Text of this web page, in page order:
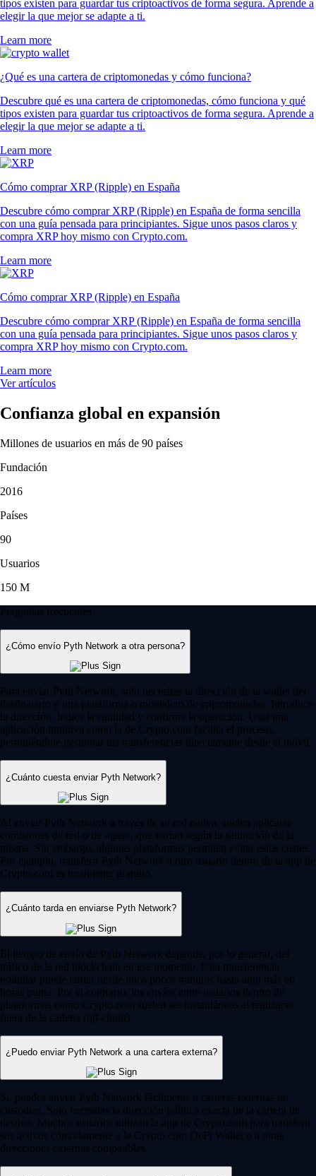
tipos existen para guardar tus criptoactivos de forma segura. Aprende a
elegir la que mejor se adapte a ti.
Learn more
¿Qué es una cartera de criptomonedas y cómo funciona?
Descubre qué es una cartera de criptomonedas, cómo funciona y qué
tipos existen para guardar tus criptoactivos de forma segura. Aprende a
elegir la que mejor se adapte a ti.
Learn more
Cómo comprar XRP (Ripple) en España
Descubre cómo comprar XRP (Ripple) en España de forma sencilla
con una guía pensada para principiantes. Sigue unos pasos claros y
compra XRP hoy mismo con Crypto.com.
Learn more
Cómo comprar XRP (Ripple) en España
Descubre cómo comprar XRP (Ripple) en España de forma sencilla
con una guía pensada para principiantes. Sigue unos pasos claros y
compra XRP hoy mismo con Crypto.com.
Learn more
Ver artículos
Confianza global en expansión
Millones de usuarios en más de 90 países
Fundación
2016
Países
90
Usuarios
150 M
Preguntas frecuentes
¿Cómo envío Pyth Network a otra persona?
Para enviar Pyth Network, solo necesitas la dirección de la wallet del
destinatario y una plataforma o monedero de criptomonedas. Introduce
la dirección, indica la cantidad y confirma la operación. Usar una
aplicación intuitiva como la de Crypto.com facilita el proceso,
permitiéndote gestionar tus transferencias directamente desde el móvil.
¿Cuánto cuesta enviar Pyth Network?
Al enviar Pyth Network a través de su red nativa, suelen aplicarse
comisiones de red o de «gas», que varían según la saturación de la
misma. Sin embargo, algunas plataformas permiten evitar estos costes.
Por ejemplo, transferir Pyth Network a otro usuario dentro de la app de
Crypto.com es totalmente gratuito.
¿Cuánto tarda en enviarse Pyth Network?
El tiempo de envío de Pyth Network depende, por lo general, del
tráfico de la red blockchain en ese momento. Una transferencia
estándar puede tardar desde unos pocos minutos hasta algo más en
horas punta. Por el contrario, los envíos entre usuarios dentro de
plataformas como Crypto.com suelen ser instantáneos al realizarse
fuera de la cadena (off-chain ).
¿Puedo enviar Pyth Network a una cartera externa?
Sí, puedes enviar Pyth Network fácilmente a carteras externas no
custodias. Solo necesitas la dirección pública exacta de la cartera de
destino. Muchos usuarios utilizan la app de Crypto.com para transferir
sus activos cómodamente a la Crypto.com DeFi Wallet o a otras
direcciones externas compatibles.